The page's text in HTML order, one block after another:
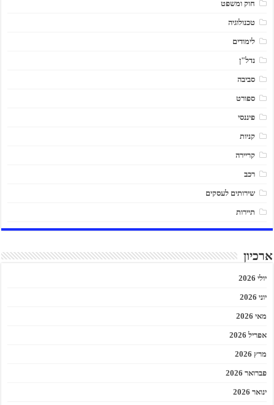
חוק ומשפט
טכנולוגיה
לימודים
נדל"ן
סביבה
ספורט
פיננסי
קניות
קריירה
רכב
שירותים לעסקים
תיירות
ארכיון
יולי 2026
יוני 2026
מאי 2026
אפריל 2026
מרץ 2026
פברואר 2026
ינואר 2026